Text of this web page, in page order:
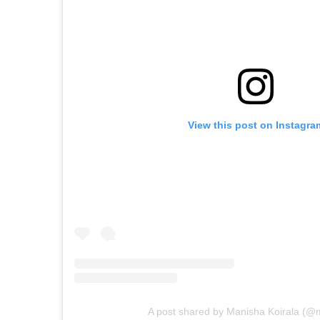
View this post on
A post shared by Manisha Koirala